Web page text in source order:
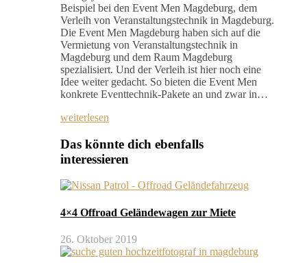
Beispiel bei den Event Men Magdeburg, dem
Verleih von Veranstaltungstechnik in Magdeburg.
Die Event Men Magdeburg haben sich auf die
Vermietung von Veranstaltungstechnik in
Magdeburg und dem Raum Magdeburg
spezialisiert. Und der Verleih ist hier noch eine
Idee weiter gedacht. So bieten die Event Men
konkrete Eventtechnik-Pakete an und zwar in…
weiterlesen
Das könnte dich ebenfalls
interessieren
4×4 Offroad Geländewagen zur Miete
26. Oktober 2019